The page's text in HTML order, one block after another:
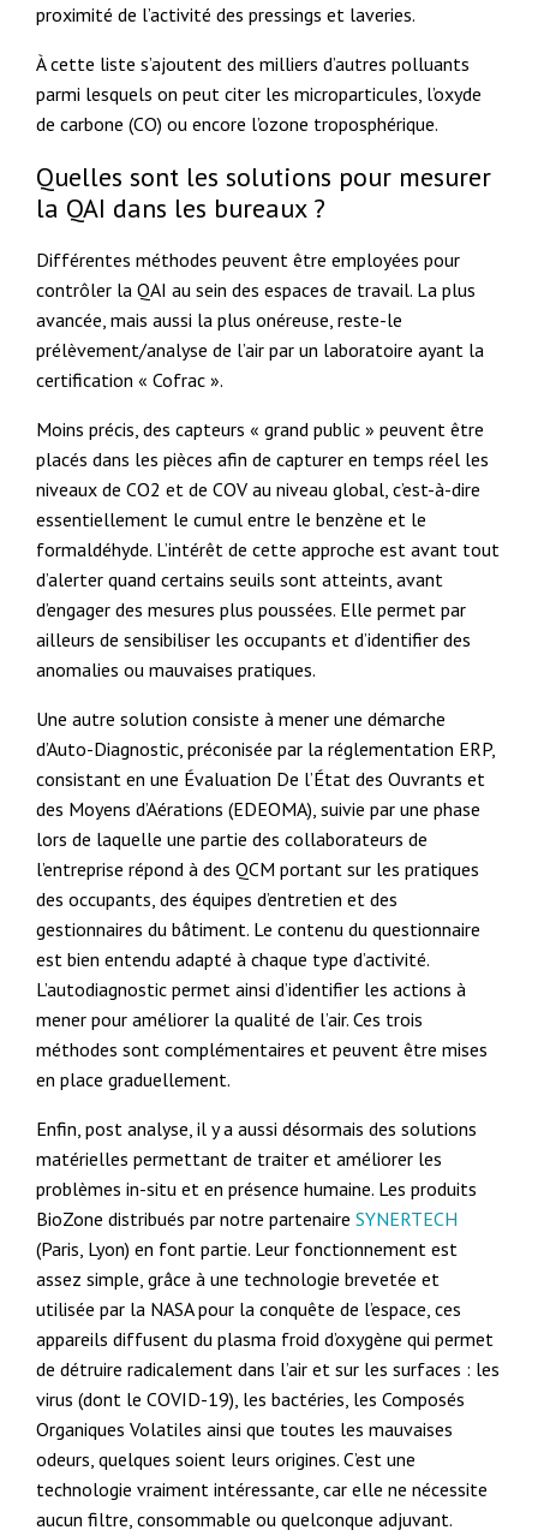
proximité de l’activité des pressings et laveries.
À cette liste s’ajoutent des milliers d’autres polluants
parmi lesquels on peut citer les microparticules, l’oxyde
de carbone (CO) ou encore l’ozone troposphérique.
Quelles sont les solutions pour mesurer
la QAI dans les bureaux ?
Différentes méthodes peuvent être employées pour
contrôler la QAI au sein des espaces de travail. La plus
avancée, mais aussi la plus onéreuse, reste-le
prélèvement/analyse de l’air par un laboratoire ayant la
certification « Cofrac ».
Moins précis, des capteurs « grand public » peuvent être
placés dans les pièces afin de capturer en temps réel les
niveaux de CO2 et de COV au niveau global, c’est-à-dire
essentiellement le cumul entre le benzène et le
formaldéhyde. L’intérêt de cette approche est avant tout
d’alerter quand certains seuils sont atteints, avant
d’engager des mesures plus poussées. Elle permet par
ailleurs de sensibiliser les occupants et d’identifier des
anomalies ou mauvaises pratiques.
Une autre solution consiste à mener une démarche
d’Auto-Diagnostic, préconisée par la réglementation ERP,
consistant en une Évaluation De l’État des Ouvrants et
des Moyens d’Aérations (EDEOMA), suivie par une phase
lors de laquelle une partie des collaborateurs de
l’entreprise répond à des QCM portant sur les pratiques
des occupants, des équipes d’entretien et des
gestionnaires du bâtiment. Le contenu du questionnaire
est bien entendu adapté à chaque type d’activité.
L’autodiagnostic permet ainsi d’identifier les actions à
mener pour améliorer la qualité de l’air. Ces trois
méthodes sont complémentaires et peuvent être mises
en place graduellement.
Enfin, post analyse, il y a aussi désormais des solutions
matérielles permettant de traiter et améliorer les
problèmes in-situ et en présence humaine. Les produits
BioZone distribués par notre partenaireSYNERTECH
(Paris, Lyon) en font partie. Leur fonctionnement est
assez simple, grâce à une technologie brevetée et
utilisée par la NASA pour la conquête de l’espace, ces
appareils diffusent du plasma froid d’oxygène qui permet
de détruire radicalement dans l’air et sur les surfaces : les
virus (dont le COVID-19), les bactéries, les Composés
Organiques Volatiles ainsi que toutes les mauvaises
odeurs, quelques soient leurs origines. C’est une
technologie vraiment intéressante, car elle ne nécessite
aucun filtre, consommable ou quelconque adjuvant.